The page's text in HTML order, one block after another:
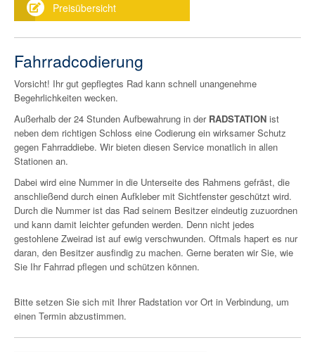
Preisübersicht
Fahrradcodierung
Vorsicht! Ihr gut gepflegtes Rad kann schnell unangenehme
Begehrlichkeiten wecken.
Außerhalb der 24 Stunden Aufbewahrung in der RADSTATION ist
neben dem richtigen Schloss eine Codierung ein wirksamer Schutz
gegen Fahrraddiebe. Wir bieten diesen Service monatlich in allen
Stationen an.
Dabei wird eine Nummer in die Unterseite des Rahmens gefräst, die
anschließend durch einen Aufkleber mit Sichtfenster geschützt wird.
Durch die Nummer ist das Rad seinem Besitzer eindeutig zuzuordnen
und kann damit leichter gefunden werden. Denn nicht jedes
gestohlene Zweirad ist auf ewig verschwunden. Oftmals hapert es nur
daran, den Besitzer ausfindig zu machen. Gerne beraten wir Sie, wie
Sie Ihr Fahrrad pflegen und schützen können.
Bitte setzen Sie sich mit Ihrer Radstation vor Ort in Verbindung, um
einen Termin abzustimmen.